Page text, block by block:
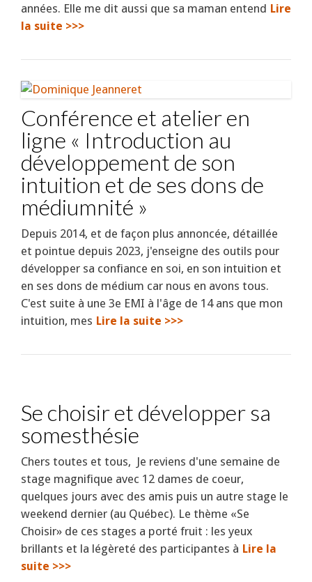
années. Elle me dit aussi que sa maman entend Lire
la suite >>>
Conférence et atelier en
ligne « Introduction au
développement de son
intuition et de ses dons de
médiumnité »
Depuis 2014, et de façon plus annoncée, détaillée
et pointue depuis 2023, j'enseigne des outils pour
développer sa confiance en soi, en son intuition et
en ses dons de médium car nous en avons tous.
C'est suite à une 3e EMI à l'âge de 14 ans que mon
intuition, mes Lire la suite >>>
Se choisir et développer sa
somesthésie
Chers toutes et tous, Je reviens d'une semaine de
stage magnifique avec 12 dames de coeur,
quelques jours avec des amis puis un autre stage le
weekend dernier (au Québec). Le thème «Se
Choisir» de ces stages a porté fruit : les yeux
brillants et la légèreté des participantes à Lire la
suite >>>